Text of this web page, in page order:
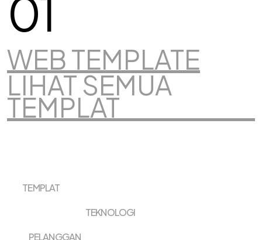
01
WEB TEMPLATE
LIHAT SEMUA
TEMPLAT
TEMPLAT
TEKNOLOGI
PELANGGAN